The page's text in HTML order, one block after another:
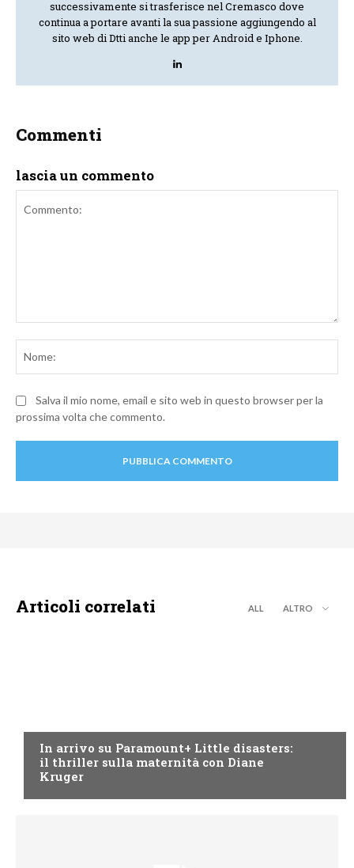
successivamente si trasferisce nel Cremasco dove
continua a portare avanti la sua passione aggiungendo al
sito web di Dtti anche le app per Android e Iphone.
Commenti
lascia un commento
Salva il mio nome, email e sito web in questo browser per la
prossima volta che commento.
Articoli correlati ALL ALTRO
In arrivo su Paramount+ Little disasters:
il thriller sulla maternità con Diane
Kruger